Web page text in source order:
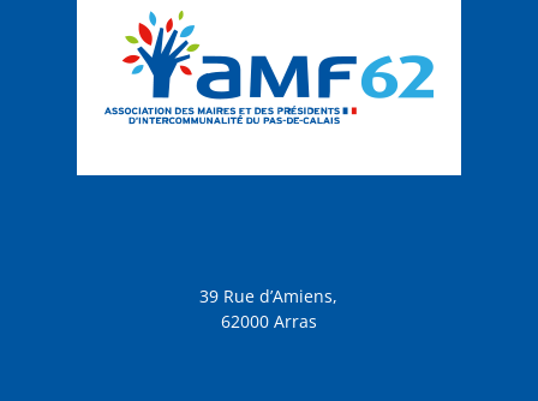
39 Rue d’Amiens,
62000 Arras